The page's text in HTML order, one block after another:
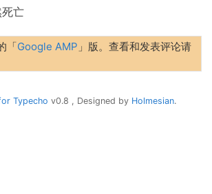
亡
「Google AMP 」版。查看和发表评论请
Typecho v0.8 , Designed by Holmesian.